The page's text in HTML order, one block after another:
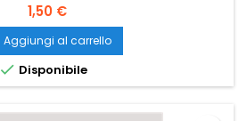
Prezzo
1,50 €
Aggiungi al carrello
 Disponibile